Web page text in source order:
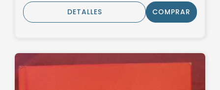
DETALLES COMPRAR